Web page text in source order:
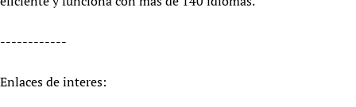
------------
Enlaces de interes: